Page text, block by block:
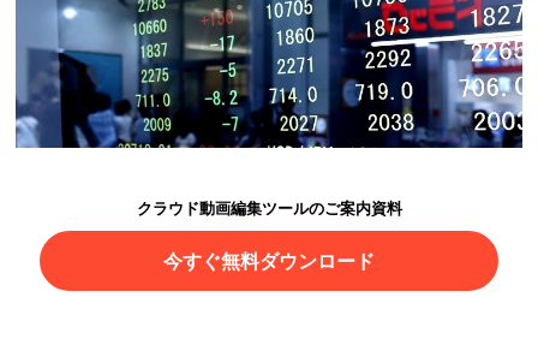
クラウド動画編集ツールのご案内資料
今すぐ無料ダウンロード